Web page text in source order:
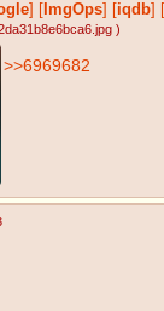
ImgOps iqdb
)
>>6969682